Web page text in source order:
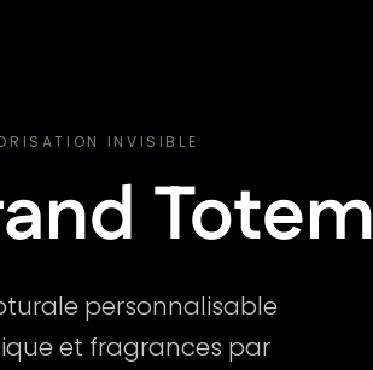
INVISIBLE
Totem
personnalisable
et fragrances par